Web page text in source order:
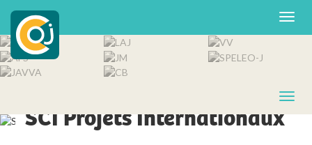
SCI Projets Internationaux